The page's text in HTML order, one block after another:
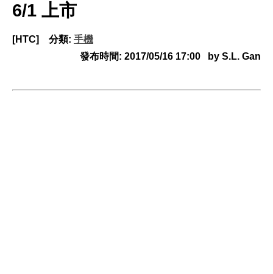
6/1 上市
[HTC] 分類: 手機
發布時間: 2017/05/16 17:00 by S.L. Gan